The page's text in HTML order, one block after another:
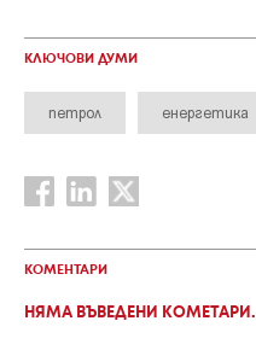
КЛЮЧОВИ ДУМИ
петрол енергетика
КОМЕНТАРИ
НЯМА ВЪВЕДЕНИ КОМЕТАРИ.